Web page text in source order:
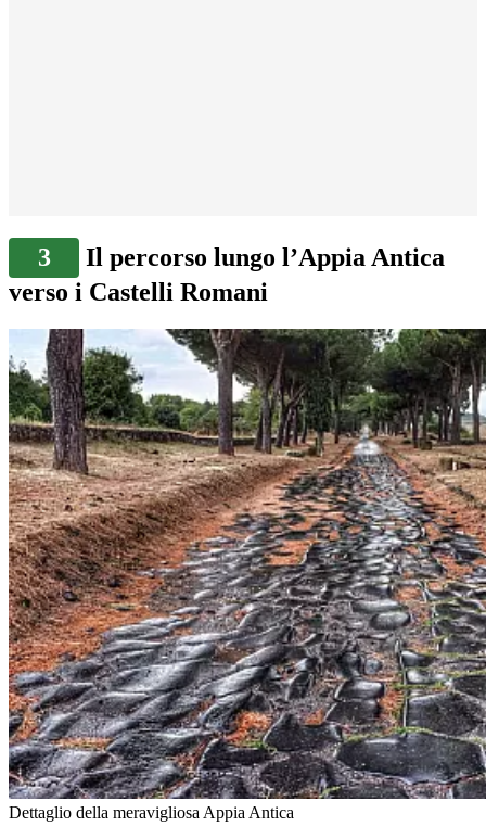
3
Il percorso lungo l’Appia Antica
verso i Castelli Romani
Dettaglio della meravigliosa Appia Antica